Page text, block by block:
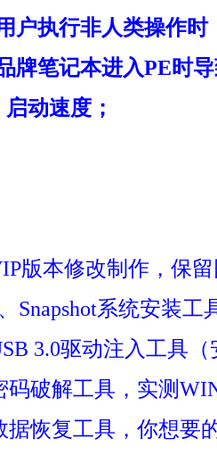
户执行非人类操作
牌笔记本进入PE时
动速度；
版本修改制作，保
Snapshot系统安装
3.0驱动注入工具
码破解工具，实测
据恢复工具，你想要